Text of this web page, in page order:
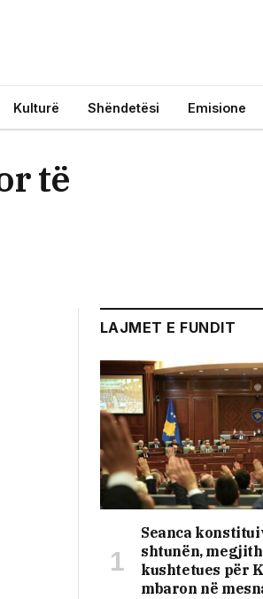
Kulturë Shëndetësi Emisione
të
LAJMET E FUNDIT
Seanca
shtunën,
kushtetues për
mbaron në